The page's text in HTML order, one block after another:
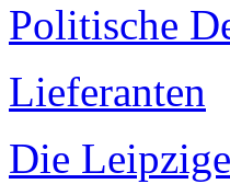
Politische
Lieferanten
Die